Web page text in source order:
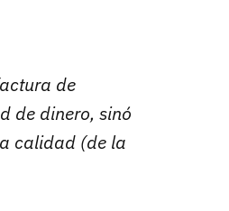
de
de dinero, sinó
calidad (de la